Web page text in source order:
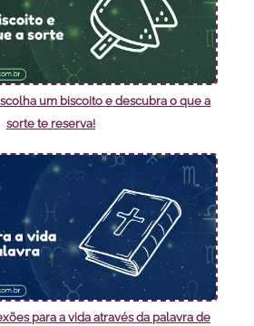
um biscoito e descubra o que a
sorte te reserva!
para a vida através da palavra de